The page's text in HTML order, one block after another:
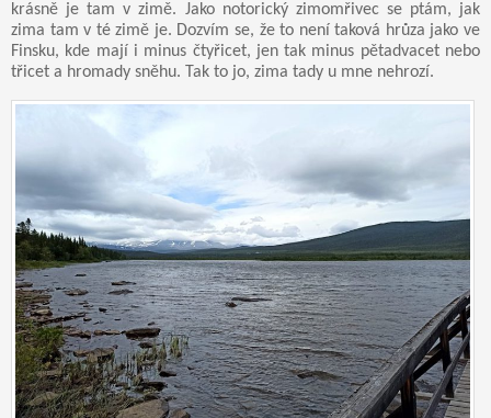
krásně je tam v zimě. Jako notorický zimomřivec se ptám, jak
zima tam v té zimě je. Dozvím se, že to není taková hrůza jako ve
Finsku, kde mají i minus čtyřicet, jen tak minus pětadvacet nebo
třicet a hromady sněhu. Tak to jo, zima tady u mne nehrozí.